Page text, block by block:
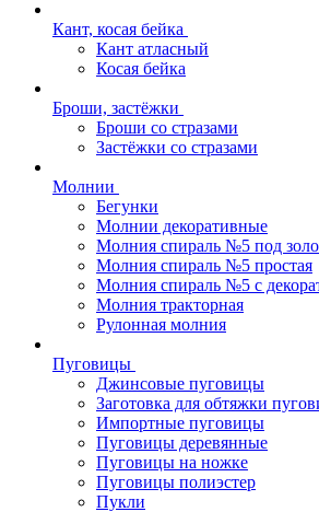
Кант, косая бейка
Кант атласный
Косая бейка
Броши, застёжки
Броши со стразами
Застёжки со стразами
Молнии
Бегунки
Молнии декоративные
Молния спираль №5 под
Молния спираль №5 простая
Молния спираль №5 с
Молния тракторная
Рулонная молния
Пуговицы
Джинсовые пуговицы
Заготовка для обтяжки
Импортные пуговицы
Пуговицы деревянные
Пуговицы на ножке
Пуговицы полиэстер
Пукли